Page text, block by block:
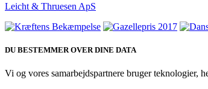
Leicht & Thruesen ApS
DU BESTEMMER OVER DINE DATA
Vi og vores samarbejdspartnere bruger teknologier,